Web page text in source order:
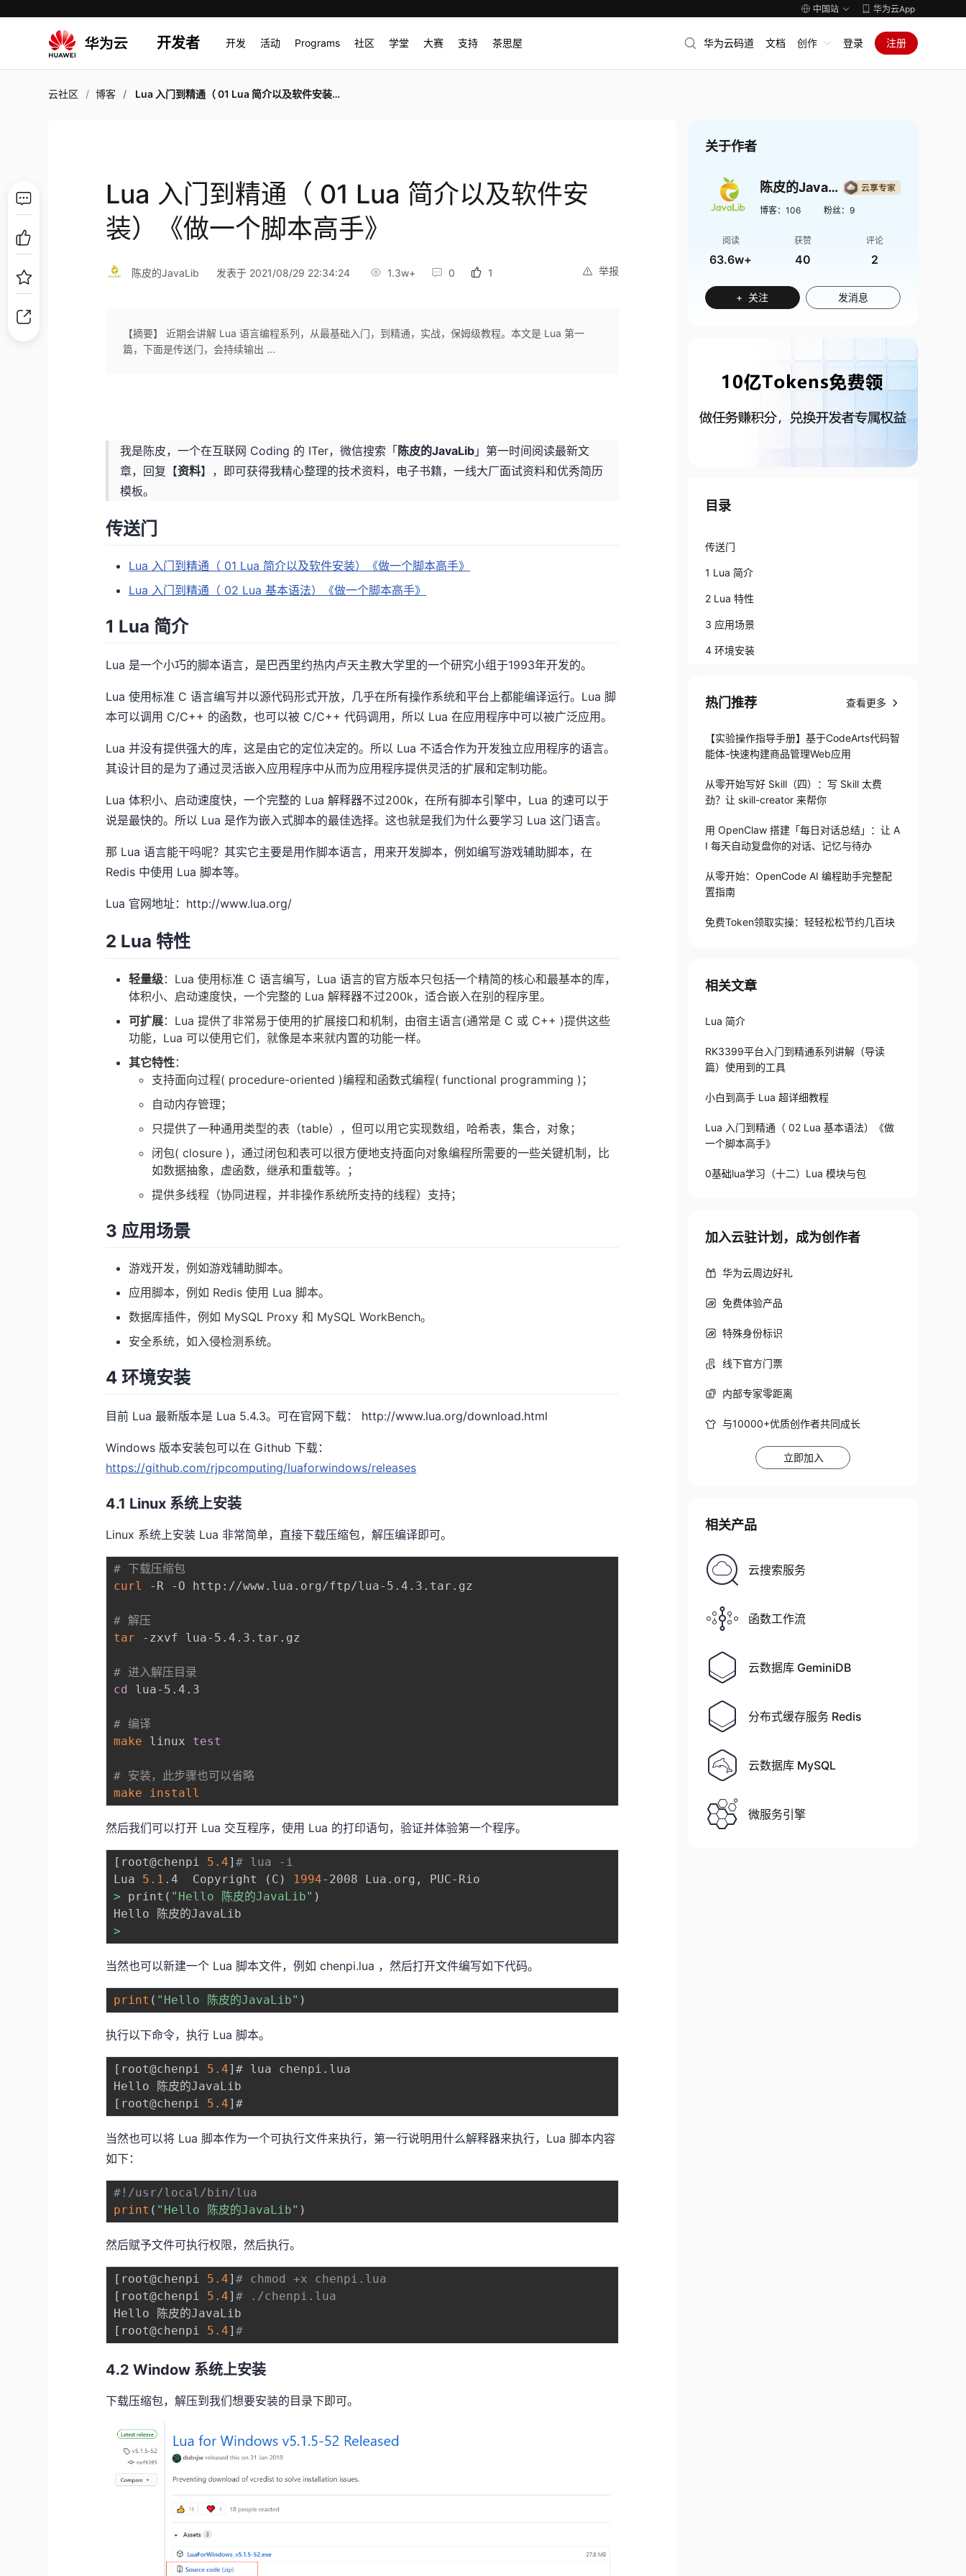
中国站 华为云App
开发者 开发 活动 Programs 社区 学堂 大赛 支持 茶思屋 华为云码道 文档 创作 登录 注册
云社区 博客 Lua 入门到精通（ 01 Lua 简介以及软件安装）《做一个脚本高手》
Lua 入门到精通（ 01 Lua 简介以及软件安
装）《做一个脚本高手》
举报
陈皮的JavaLib 发表于 2021/08/29 22:34:24 1.3w+ 0 1
【摘要】 近期会讲解 Lua 语言编程系列，从最基础入门，到精通，实战，保姆级教程。本文是 Lua 第一
篇，下面是传送门，会持续输出 ...
我是陈皮，一个在互联网 Coding 的 ITer，微信搜索「 陈皮的JavaLib 」第一时间阅读最新文
章，回复【资料】，即可获得我精心整理的技术资料，电子书籍，一线大厂面试资料和优秀简历
模板。
传送门
Lua 入门到精通（ 01 Lua 简介以及软件安装）《做一个脚本高手》
Lua 入门到精通（ 02 Lua 基本语法）《做一个脚本高手》
1 Lua 简介
Lua 是一个小巧的脚本语言，是巴西里约热内卢天主教大学里的一个研究小组于1993年开发的。
Lua 使用标准 C 语言编写并以源代码形式开放，几乎在所有操作系统和平台上都能编译运行。Lua 脚
本可以调用 C/C++ 的函数，也可以被 C/C++ 代码调用，所以 Lua 在应用程序中可以被广泛应用。
Lua 并没有提供强大的库，这是由它的定位决定的。所以 Lua 不适合作为开发独立应用程序的语言。
其设计目的是为了通过灵活嵌入应用程序中从而为应用程序提供灵活的扩展和定制功能。
Lua 体积小、启动速度快，一个完整的 Lua 解释器不过200k，在所有脚本引擎中，Lua 的速可以于
说是最快的。所以 Lua 是作为嵌入式脚本的最佳选择。这也就是我们为什么要学习 Lua 这门语言。
那 Lua 语言能干吗呢？其实它主要是用作脚本语言，用来开发脚本，例如编写游戏辅助脚本，在
Redis 中使用 Lua 脚本等。
Lua 官网地址： http://www.lua.org/
2 Lua 特性
轻量级：Lua 使用标准 C 语言编写，Lua 语言的官方版本只包括一个精简的核心和最基本的库，
体积小、启动速度快，一个完整的 Lua 解释器不过200k，适合嵌入在别的程序里。
可扩展：Lua 提供了非常易于使用的扩展接口和机制，由宿主语言(通常是 C 或 C++ )提供这些
功能，Lua 可以使用它们，就像是本来就内置的功能一样。
其它特性：
支持面向过程( procedure-oriented )编程和函数式编程( functional programming )；
自动内存管理；
只提供了一种通用类型的表（table），但可以用它实现数组，哈希表，集合，对象；
闭包( closure )，通过闭包和表可以很方便地支持面向对象编程所需要的一些关键机制，比
如数据抽象，虚函数，继承和重载等。；
提供多线程（协同进程，并非操作系统所支持的线程）支持；
3 应用场景
游戏开发，例如游戏辅助脚本。
应用脚本，例如 Redis 使用 Lua 脚本。
数据库插件，例如 MySQL Proxy 和 MySQL WorkBench。
安全系统，如入侵检测系统。
4 环境安装
目前 Lua 最新版本是 Lua 5.4.3。可在官网下载： http://www.lua.org/download.html
Windows 版本安装包可以在 Github 下载：
https://github.com/rjpcomputing/luaforwindows/releases
4.1 Linux 系统上安装
Linux 系统上安装 Lua 非常简单，直接下载压缩包，解压编译即可。
# 下载压缩包
curl
-R -O http://www.lua.org/ftp/lua-5.4.3.tar.gz
# 解压
tar -zxvf lua-5.4.3.tar.gz
# 进入解压目录
cd
lua-5.4.3
# 编译
make linux test
# 安装，此步骤也可以省略
make
install
然后我们可以打开 Lua 交互程序，使用 Lua 的打印语句，验证并体验第一个程序。
[ root@chenpi 5.4]# lua -i
Lua 5.1 .4  Copyright ( C ) 1994
> print ( "Hello 陈皮的JavaLib" )
>
当然也可以新建一个 Lua 脚本文件，例如 chenpi.lua ，然后打开文件编写如下代码。
print ( "Hello 陈皮的JavaLib" )
执行以下命令，执行 Lua 脚本。
[ root@chenpi 5.4]# lua chenpi . lua
[ root@chenpi 5.4]
当然也可以将 Lua 脚本作为一个可执行文件来执行，第一行说明用什么解释器来执行，Lua 脚本内容
如下：
#!/usr/local/bin/lua
print ( "Hello 陈皮的JavaLib" )
然后赋予文件可执行权限，然后执行。
[ root@chenpi 5.4]# chmod +x chenpi.lua
[ root@chenpi 5.4]# ./chenpi.lua
[ root@chenpi 5.4]#
4.2 Window 系统上安装
下载压缩包，解压到我们想要安装的目录下即可。
关于作者
陈皮的JavaLib
博客： 106 粉丝： 9
阅读
63.6w+
获赞
40
评论
2
+ 关注 发消息
目录
传送门
1 Lua 简介
2 Lua 特性
3 应用场景
4 环境安装
热门推荐 查看更多
【实验操作指导手册】基于CodeArts代码智
能体-快速构建商品管理Web应用
从零开始写好 Skill（四）：写 Skill 太费
劲？让 skill-creator 来帮你
用 OpenClaw 搭建「每日对话总结」：让 A
I 每天自动复盘你的对话、记忆与待办
从零开始：OpenCode AI 编程助手完整配
置指南
免费Token领取实操：轻轻松松节约几百块
相关文章
Lua 简介
RK3399平台入门到精通系列讲解（导读
篇）使用到的工具
小白到高手 Lua 超详细教程
Lua 入门到精通（ 02 Lua 基本语法）《做
一个脚本高手》
0基础lua学习（十二）Lua 模块与包
加入云驻计划，成为创作者
华为云周边好礼
免费体验产品
特殊身份标识
线下官方门票
内部专家零距离
与10000+优质创作者共同成长
立即加入
相关产品
云搜索服务
函数工作流
云数据库 GeminiDB
分布式缓存服务 Redis
云数据库 MySQL
微服务引擎